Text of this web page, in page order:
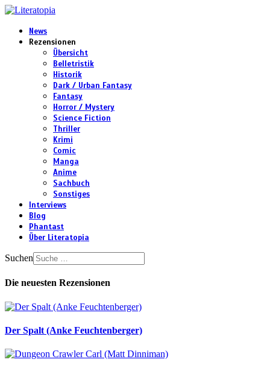
News
Rezensionen
Übersicht
Belletristik
Historik
Dark / Urban Fantasy
Fantasy
Horror / Mystery
Science Fiction
Thriller
Krimi
Comic
Manga
Anime
Sachbuch
Sonstiges
Interviews
Blog
Phantast
Über Literatopia
Suchen
Die neuesten Rezensionen
Der Spalt (Anke Feuchtenberger)